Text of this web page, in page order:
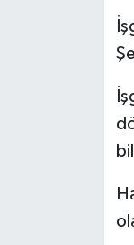
Elazığ
Erzincan
Erzurum
Eskişehir